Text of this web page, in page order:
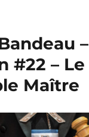
–
#22 – Le
Maître